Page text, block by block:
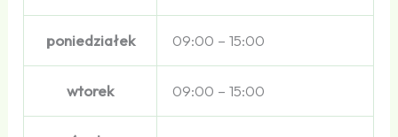
poniedziałek 09:00 – 15:00
wtorek 09:00 – 15:00